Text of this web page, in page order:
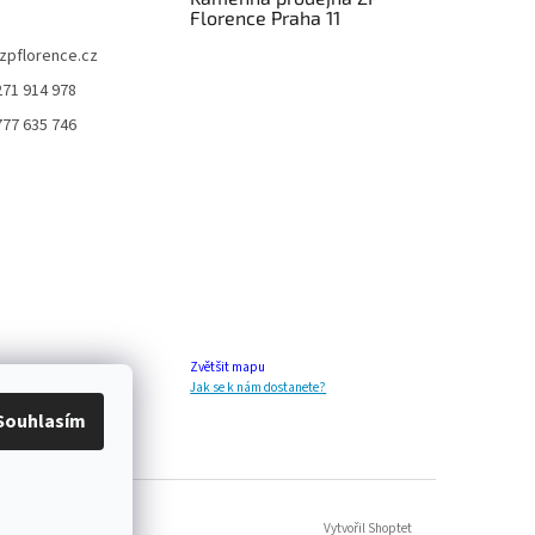
zpflorence.cz
914 978
635 746
Florence Praha 11
Zvětšit mapu
Jak se k nám dostanete?
Vytvořil Shoptet